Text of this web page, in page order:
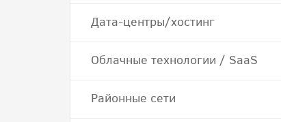
Дата-центры/хостинг
Облачные технологии / SaaS
Районные сети